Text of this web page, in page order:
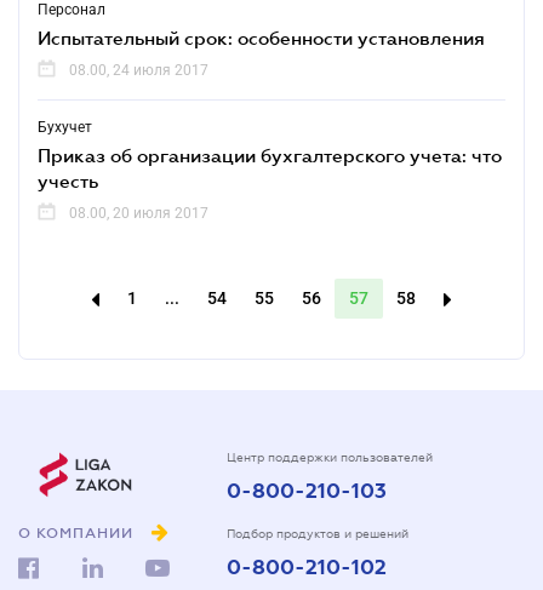
Персонал
Испытательный срок: особенности установления
08.00, 24 июля 2017
Бухучет
Приказ об организации бухгалтерского учета: что
учесть
08.00, 20 июля 2017
1 ... 54 55 56 57 58
О КОМПАНИИ
Центр поддержки пользователей
0-800-210-103
Подбор продуктов и решений
0-800-210-102